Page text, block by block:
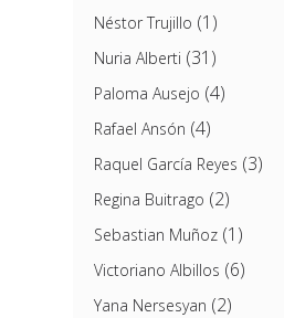
Néstor Trujillo (1)
Nuria Alberti (31)
Paloma Ausejo (4)
Rafael Ansón (4)
Raquel García Reyes (3)
Regina Buitrago (2)
Sebastian Muñoz(1)
Victoriano Albillos (6)
Yana Nersesyan (2)